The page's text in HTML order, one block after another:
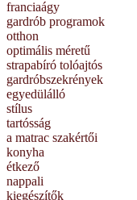
franciaágy
gardrób programok
otthon
optimális méretű
strapabíró tolóajtós
gardróbszekrények
egyedülálló
stílus
tartósság
a matrac szakértői
konyha
étkező
nappali
kiegészítők